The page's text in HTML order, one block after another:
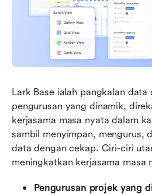
Lark Base ialah pangkalan
pengurusan yang dinamik,
kerjasama masa nyata dalam
sambil menyimpan, mengurus,
data dengan cekap. Ciri-ciri
meningkatkan kerjasama masa
Pengurusan projek yang